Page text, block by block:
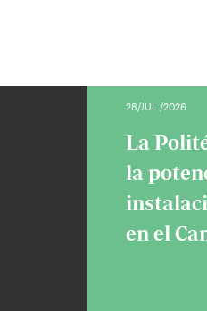
28/JUL./2026
La
la
en el